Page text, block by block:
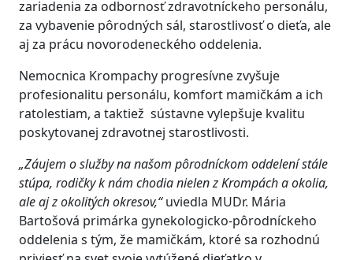
zariadenia za odbornosť zdravotníckeho personálu,
za vybavenie pôrodných sál, starostlivosť o dieťa, ale
aj za prácu novorodeneckého oddelenia.
Nemocnica Krompachy progresívne zvyšuje
profesionalitu personálu, komfort mamičkám a ich
ratolestiam, a taktiež sústavne vylepšuje kvalitu
poskytovanej zdravotnej starostlivosti.
„Záujem o služby na našom pôrodníckom oddelení stále
stúpa, rodičky k nám chodia nielen z Krompách a okolia,
ale aj z okolitých okresov,“uviedla MUDr. Mária
Bartošová primárka gynekologicko-pôrodníckeho
oddelenia s tým, že mamičkám, ktoré sa rozhodnú